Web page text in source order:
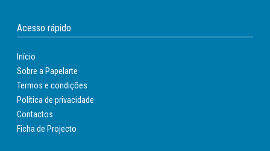
Acesso rápido
Início
Sobre a Papelarte
Termos e condições
Política de privacidade
Contactos
Ficha de Projecto